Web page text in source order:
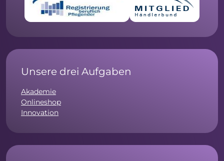
Unsere drei Aufgaben
Akademie
Onlineshop
Innovation